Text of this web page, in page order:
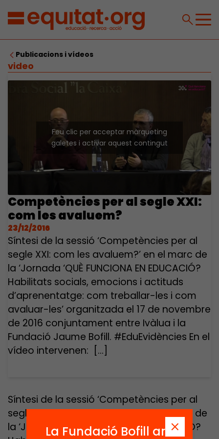
Publicacions i vídeos
video
Feu clic per acceptar màrqueting
galetes i activar aquest contingut
Competències per al segle XXI:
com les avaluem?
23/12/2016
Síntesi de la sessió ‘Competències per al
segle XXI: com les avaluem?’ en el marc de
la ‘Jornada ‘QUÈ FUNCIONA EN EDUCACIÓ?
Habilitats socials, emocions i actituds
d’aprenentatge: com treballar-les i com
avaluar-les’ organitzada el 17 de novembre
de 2016 conjuntament entre Ivàlua i la
Fundació Jaume Bofill. #EduEvidències En el
vídeo intervenen: […]
Síntesi de la sessió ‘Competències per al
segle XXI: com les avaluem?’ en el marc de
la ‘Jornada ‘QUÈ FUNCIONA EN EDUCACIÓ?
La Fundació Bofill ara